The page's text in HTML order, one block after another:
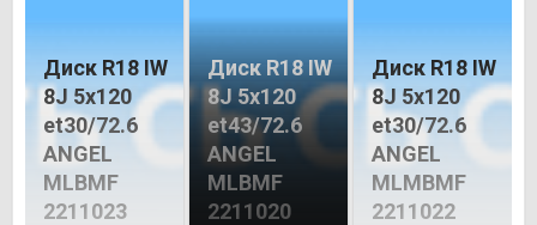
Диск R18 IW
8J 5х120
et30/72.6
ANGEL
MLBMF
2211023
Диск R18 IW
8J 5х120
et43/72.6
ANGEL
MLBMF
2211020
Диск R18 IW
8J 5х120
et30/72.6
ANGEL
MLMBMF
2211022